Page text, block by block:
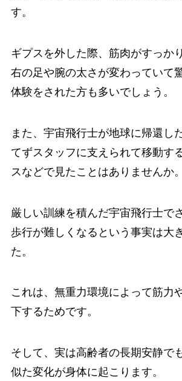
す。
ギプスを外した際、筋肉がすっか
右の足や腕の太さが変わっていて
体験をされた方も多いでしょう。
また、宇宙飛行士が地球に帰還し
てずスタッフに支えられて移動す
スなどで見たことはありませんか。
厳しい訓練を積んだ宇宙飛行士で
歩行が難しくなるという事実は大
た。
これは、無重力環境によって筋力
下するためです。
そして、実は高齢者の長期安静で
似た変化が身体に起こります。